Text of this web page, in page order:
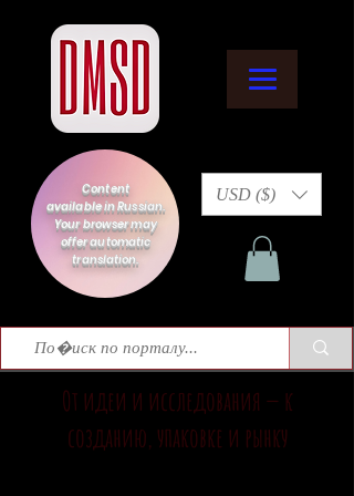
Content
available in Russian.
Your browser may
offer automatic
translation.
USD ($)
От идеи и исследования — к
созданию, упаковке и рынку